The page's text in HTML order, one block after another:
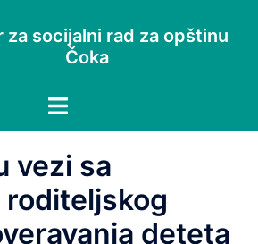
za socijalni rad za opštinu
Čoka
vezi sa
deteta